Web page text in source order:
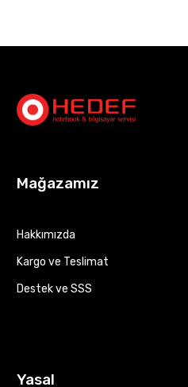
Mağazamız
Hakkımızda
Kargo ve Teslimat
Destek ve SSS
Yasal